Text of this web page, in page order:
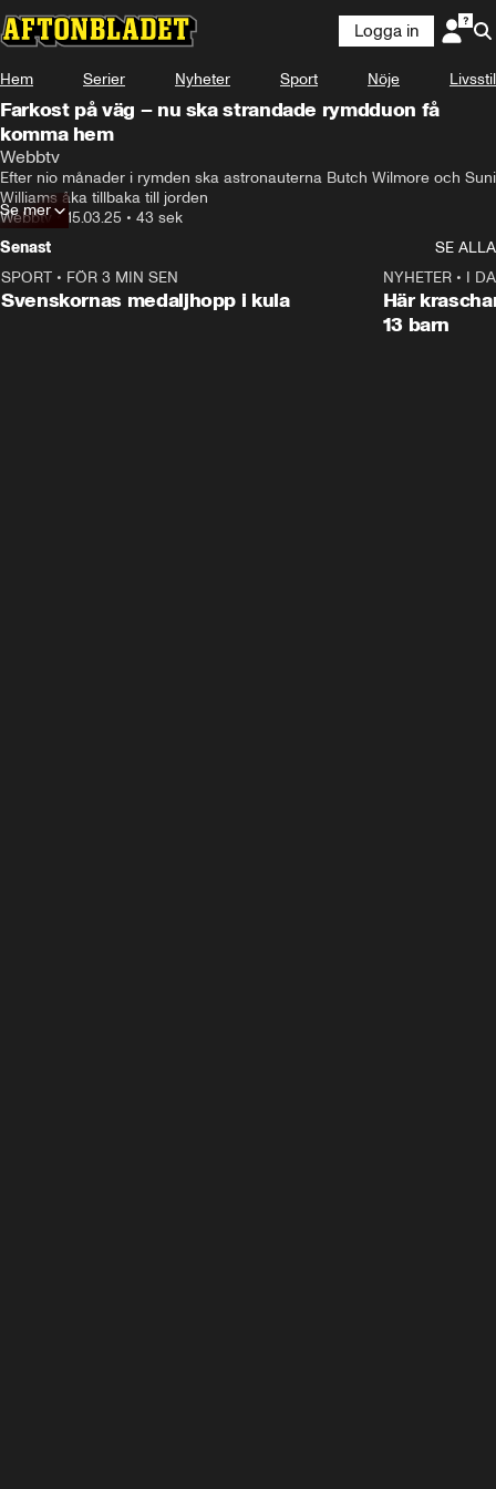
Logga in
Hem Serier Nyheter Sport Nöje Livsstil
Farkost på väg – nu ska strandade rymdduon få
komma hem
Webbtv
Efter nio månader i rymden ska astronauterna Butch Wilmore och Suni
Williams åka tillbaka till jorden
Webbtv • 15.03.25 • 43 sek
Se mer
Senast
SE ALLA
SPORT • FÖR 3 MIN SEN
Svenskornas medaljhopp i kula
NYHETER• I
Här
13 barn